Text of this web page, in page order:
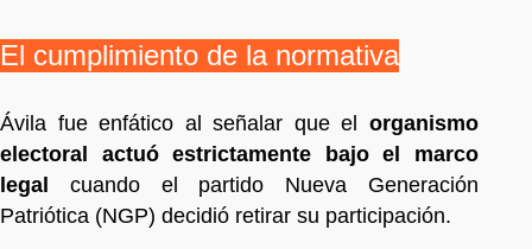
El cumplimiento de la normativa
Ávila fue enfático al señalar que el organismo
electoral actuó estrictamente bajo el marco
legal cuando el partido Nueva Generación
Patriótica (NGP) decidió retirar su participación.